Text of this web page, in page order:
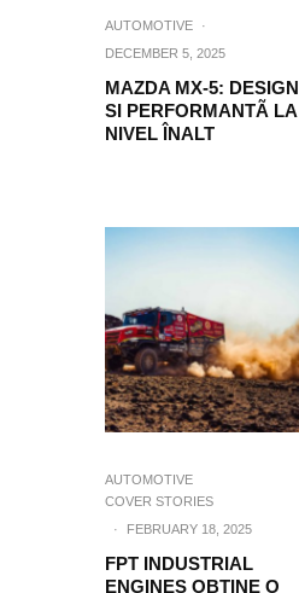
AUTOMOTIVE
·
DECEMBER 5, 2025
MAZDA MX-5: DESIGN
SI PERFORMANTÃ LA
NIVEL ÎNALT
AUTOMOTIVE
COVER STORIES
·
FEBRUARY 18, 2025
FPT INDUSTRIAL
ENGINES OBTINE O